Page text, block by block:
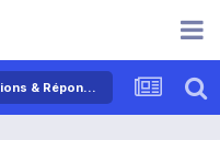
Samsung Galaxy Tab 10.1 - Aides, Questions & Réponses